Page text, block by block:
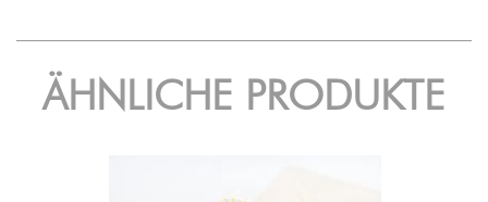
ÄHNLICHE PRODUKTE